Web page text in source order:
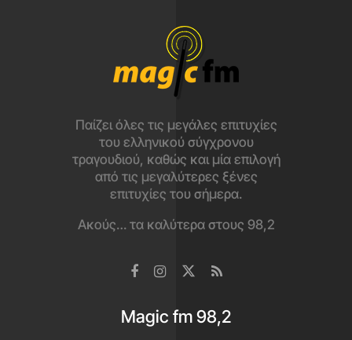
Παίζει όλες τις μεγάλες επιτυχίες
του ελληνικού σύγχρονου
τραγουδιού, καθώς και μία επιλογή
από τις μεγαλύτερες ξένες
επιτυχίες του σήμερα.
Ακούς… τα καλύτερα στους 98,2
Magic fm 98,2